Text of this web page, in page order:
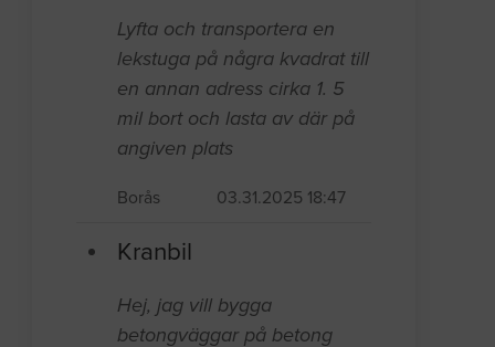
Lyfta och transportera en
lekstuga på några kvadrat till
en annan adress cirka 1. 5
mil bort och lasta av där på
angiven plats
Borås 03.31.2025 18:47
Kranbil
Hej, jag vill bygga
betongväggar på betong